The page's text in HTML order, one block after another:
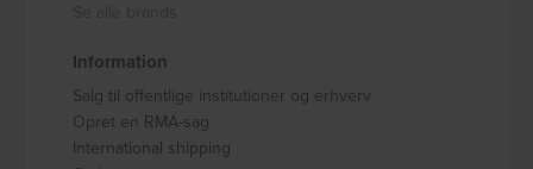
Information
Salg til offentlige institutioner og erhverv
Opret en RMA-sag
International shipping